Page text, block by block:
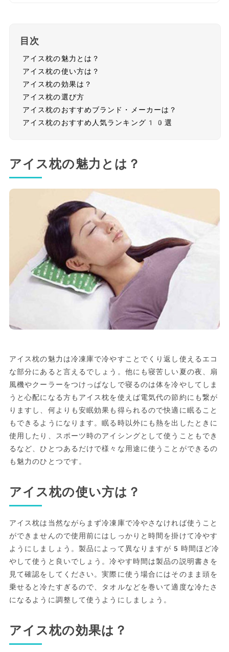
目次
アイス枕の魅力とは？
アイス枕の使い方は？
アイス枕の効果は？
アイス枕の選び方
アイス枕のおすすめブランド・メーカーは？
アイス枕のおすすめ人気ランキング10選
アイス枕の魅力とは？
アイス枕の魅力は冷凍庫で冷やすことでくり返し使えるエコ
な部分にあると言えるでしょう。他にも寝苦しい夏の夜、扇
風機やクーラーをつけっぱなしで寝るのは体を冷やしてしま
うと心配になる方もアイス枕を使えば電気代の節約にも繋が
りますし、何よりも安眠効果も得られるので快適に眠ること
もできるようになります。眠る時以外にも熱を出したときに
使用したり、スポーツ時のアイシングとして使うこともでき
るなど、ひとつあるだけで様々な用途に使うことができるの
も魅力のひとつです。
アイス枕の使い方は？
アイス枕は当然ながらまず冷凍庫で冷やさなければ使うこと
ができませんので使用前にはしっかりと時間を掛けて冷やす
ようにしましょう。製品によって異なりますが5時間ほど冷
やして使うと良いでしょう。冷やす時間は製品の説明書きを
見て確認をしてください。実際に使う場合にはそのまま頭を
乗せると冷たすぎるので、タオルなどを巻いて適度な冷たさ
になるように調整して使うようにしましょう。
アイス枕の効果は？